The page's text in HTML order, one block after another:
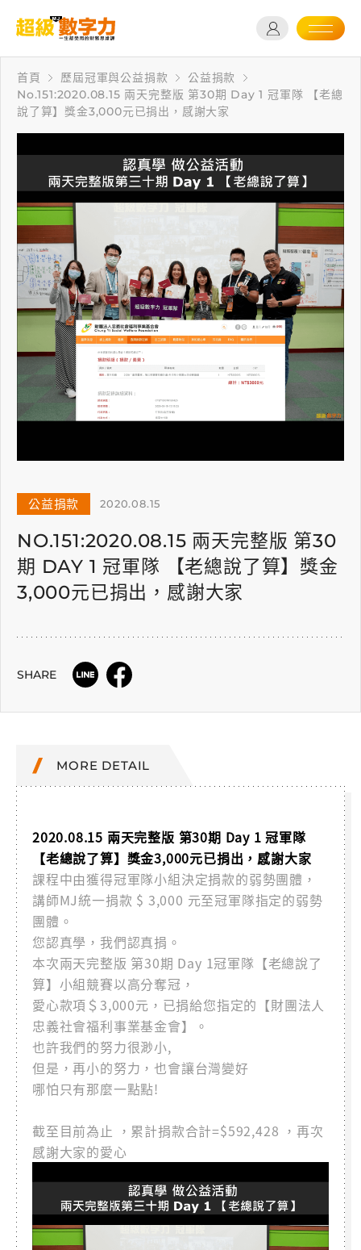
首頁 歷屆冠軍與公益捐款
公益捐款
No.151:2020.08.15 兩天完整版 第30期 Day 1 冠軍隊 【老總
說了算】獎金3,000元已捐出，感謝大家
公益捐款 2020.08.15
NO.151:2020.08.15 兩天完整版 第30
期 DAY 1 冠軍隊 【老總說了算】獎金
3,000元已捐出，感謝大家
SHARE
MORE DETAIL
2020.08.15 兩天完整版 第30期 Day 1 冠軍隊
【老總說了算】獎金3,000元已捐出，感謝大家
課程中由獲得冠軍隊小組決定捐款的弱勢團體，
講師MJ統一捐款 $ 3,000 元至冠軍隊指定的弱勢
團體。
您認真學，我們認真捐。
本次兩天完整版 第30期 Day 1冠軍隊【老總說了
算】小組競賽以高分奪冠，
愛心款項＄3,000元，已捐給您指定的【財團法人
忠義社會福利事業基金會】。
也許我們的努力很渺小,
但是，再小的努力，也會讓台灣變好
哪怕只有那麼一點點!
截至目前為止 ，累計捐款合計=$592,428 ，再次
感謝大家的愛心